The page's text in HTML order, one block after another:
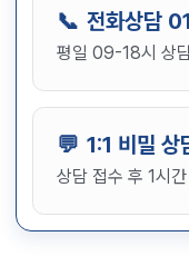
전화상담
평일 09-18시 상
1:1 비밀 상
상담 접수 후 1시